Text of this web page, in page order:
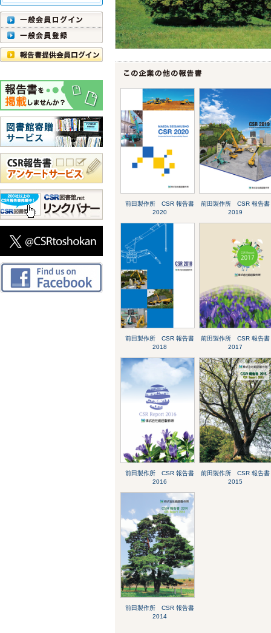
前田製作所 CSR 報告書
2020
前田製作所 CSR 報告書
2019
前田製作所 CSR 報告書
2018
前田製作所 CSR 報告書
2017
前田製作所 CSR 報告書
2016
前田製作所 CSR 報告書
2015
前田製作所 CSR 報告書
2014